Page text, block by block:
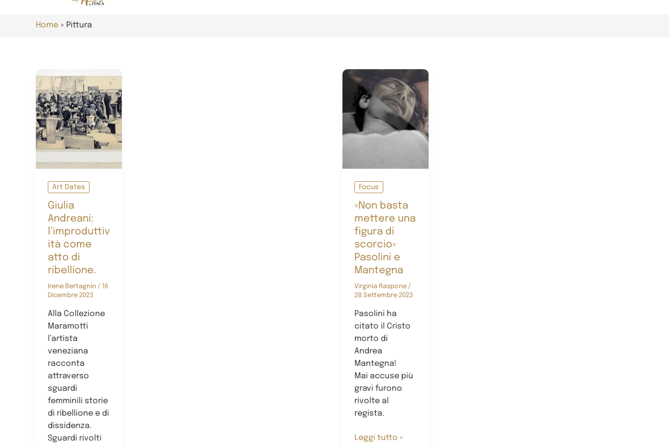
Home Pittura
Art Dates
Giulia
Andreani:
l’improduttiv
ità come
atto di
ribellione.
Irene Bertagnin / 16
Dicembre 2023
Alla Collezione
Maramotti
l’artista
veneziana
racconta
attraverso
sguardi
femminili storie
di ribellione e di
dissidenza.
Sguardi rivolti
Focus
«Non basta
mettere una
figura di
scorcio»
Pasolini e
Mantegna
Virginia Raspone /
28 Settembre 2023
Pasolini ha
citato il Cristo
morto di
Andrea
Mantegna!
Mai accuse più
gravi furono
rivolte al
regista.
«Non
Leggi tutto »